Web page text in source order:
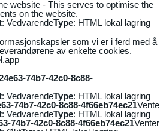
website - This serves to optimise the
on the website.
: VedvarendeType: HTML lokal lagring
som vi er i ferd med å
av enkelte cookies.
74b7-42c0-8c88-
: VedvarendeType: HTML lokal lagring
74b7-42c0-8c88-4f66eb74ec21
: VedvarendeType: HTML lokal lagring
74b7-42c0-8c88-4f66eb74ec21Venter